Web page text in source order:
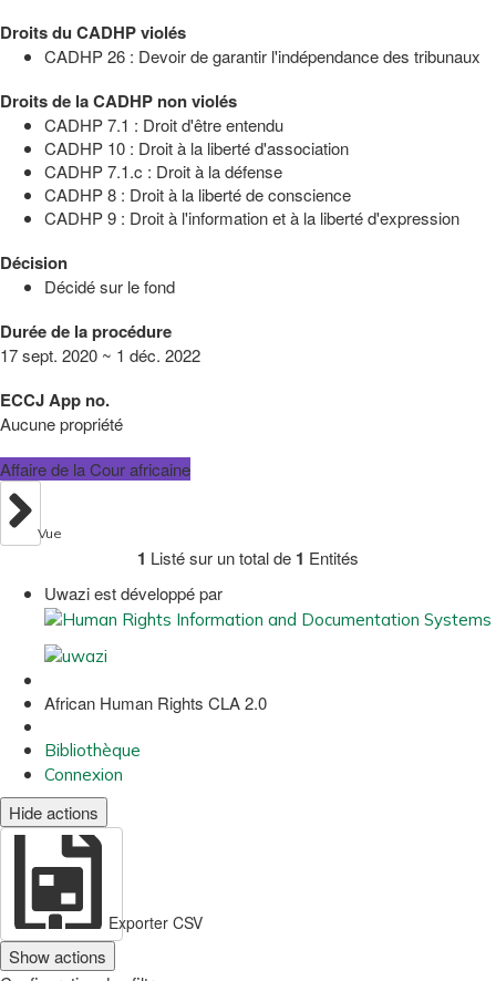
Droits du CADHP violés
CADHP 26 : Devoir de garantir l'indépendance des tribunaux
Droits de la CADHP non violés
CADHP 7.1 : Droit d'être entendu
CADHP 10 : Droit à la liberté d'association
CADHP 7.1.c : Droit à la défense
CADHP 8 : Droit à la liberté de conscience
CADHP 9 : Droit à l'information et à la liberté d'expression
Décision
Décidé sur le fond
Durée de la procédure
17 sept. 2020 ~ 1 déc. 2022
ECCJ App no.
Aucune propriété
Affaire de la Cour africaine
Vue
1 Listé sur un total de 1 Entités
Uwazi est développé par
African Human Rights CLA 2.0
Bibliothèque
Connexion
Hide actions
Exporter CSV
Show actions